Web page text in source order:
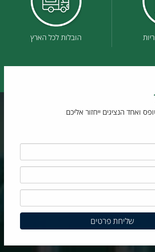
הובלות לכל הארץ
ואחד הנציגים ייחזור אליכם